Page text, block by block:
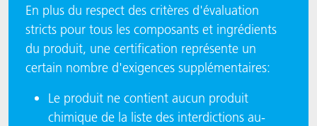
En plus du respect des critères d'évaluation
stricts pour tous les composants et ingrédients
du produit, une certification représente un
certain nombre d'exigences supplémentaires:
Le produit ne contient aucun produit
chimique de la liste des interdictions au-